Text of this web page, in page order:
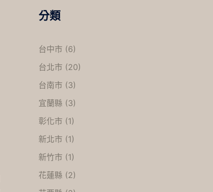
分類
台中市 (6)
台北市 (20)
台南市 (3)
宜蘭縣 (3)
彰化市 (1)
新北市 (1)
新竹市 (1)
花蓮縣 (2)